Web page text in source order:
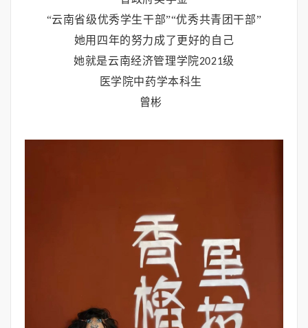
“云南省级优秀学生干部”“优秀共青团干部”
她用四年的努力成了更好的自己
她就是云南经济管理学院2021级
医学院中药学本科生
曾彬